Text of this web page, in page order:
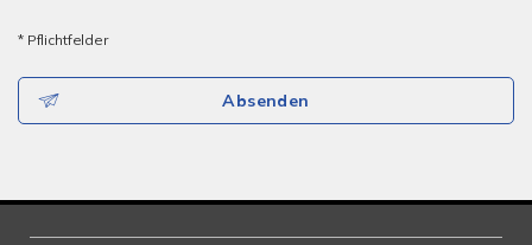
* Pflichtfelder
Absenden